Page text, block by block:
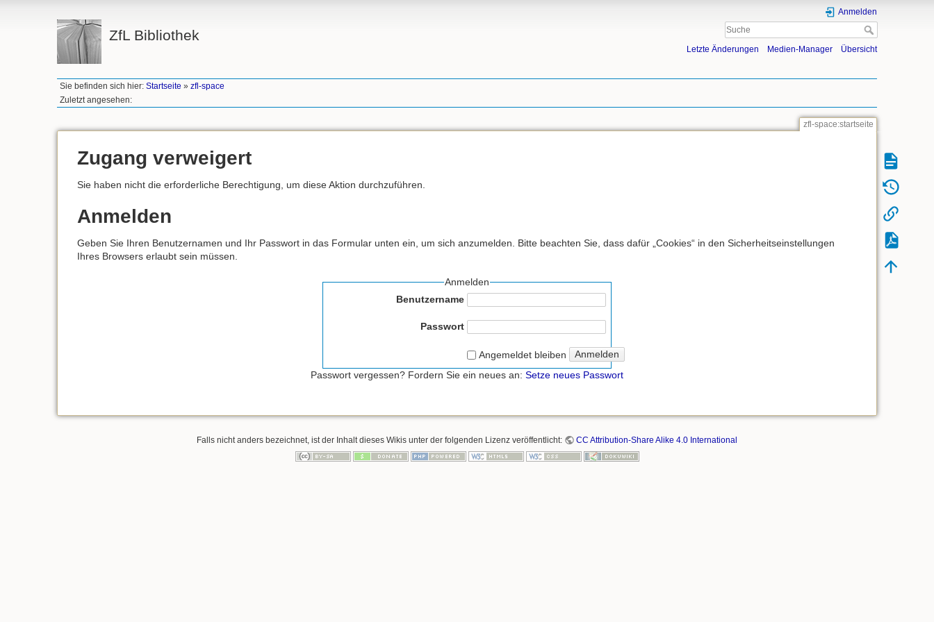
ZfL Bibliothek
Anmelden
Letzte Änderungen Medien-Manager Übersicht
Sie befinden sich hier:Startseite »zfl-space
Zuletzt angesehen:
zfl-space:startseite
Zugang verweigert
Sie haben nicht die erforderliche Berechtigung, um diese Aktion durchzuführen.
Anmelden
Geben Sie Ihren Benutzernamen und Ihr Passwort in das Formular unten ein, um sich anzumelden. Bitte beachten Sie, dass dafür „Cookies“ in den Sicherheitseinstellungen
Ihres Browsers erlaubt sein müssen.
Anmelden
Benutzername
Passwort
Angemeldet bleiben
Anmelden
Passwort vergessen? Fordern Sie ein neues an: Setze neues Passwort
Falls nicht anders bezeichnet, ist der Inhalt dieses Wikis unter der folgenden Lizenz veröffentlicht: CC Attribution-Share Alike 4.0 International